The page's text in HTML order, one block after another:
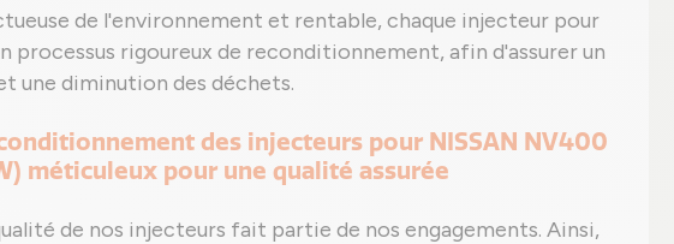
de l'environnement et rentable, chaque injecteur pour
processus rigoureux de reconditionnement, afin d'assurer un
une diminution des déchets.
des injecteurs pour NISSAN NV400
méticuleux pour une qualité assurée
de nos injecteurs fait partie de nos engagements. Ainsi,